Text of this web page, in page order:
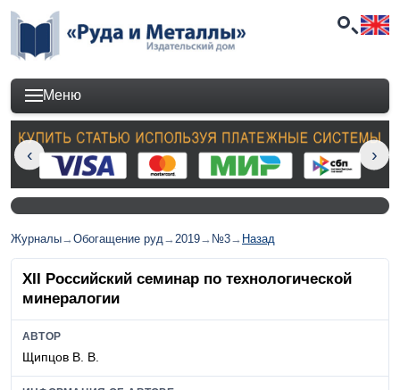
Меню
Журналы→Обогащение руд→2019→ №3→ Назад
XII Российский семинар по технологической
минералогии
АВТОР
Щипцов В. В.